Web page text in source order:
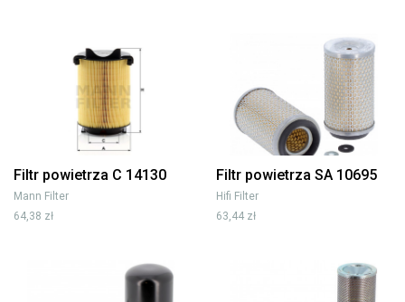
Filtr powietrza C 14130
Mann Filter
64,38 zł
Filtr powietrza SA 10695
Hifi Filter
63,44 zł